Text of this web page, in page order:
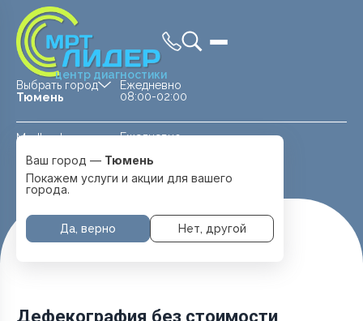
центр диагностики
Выбрать город
Тюмень
Medland —
Тюмень
Ежедневно
08:00-02:00
Ежедневно
Перейти
Ваш город — Тюмень
Покажем услуги и акции для вашего
города.
Да, верно Нет, другой
Главная Услуги и цены МРТ Малого таза
Дефекография без стоимости